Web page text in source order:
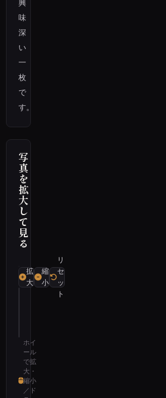
興
味
深
い
一
枚
で
す。
写
真
を
拡
大
し
て
見
る
拡
大
縮
小
リ
セ
ッ
ト
ホイ
ール
で拡
大・
縮小
／ド